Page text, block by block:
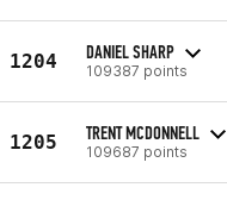
1204 DANIEL SHARP
109387 points
1205 TRENT MCDONNELL
109687 points